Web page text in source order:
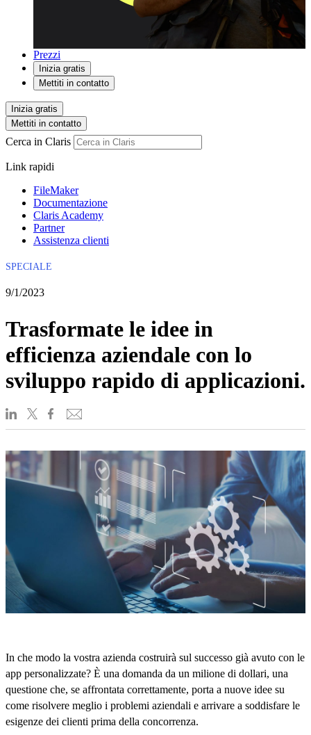
Prezzi
Inizia gratis
Mettiti in contatto
Inizia gratis
Mettiti in contatto
Cerca in Claris
Link rapidi
FileMaker
Documentazione
Claris Academy
Partner
Assistenza clienti
SPECIALE
9/1/2023
Trasformate le idee in
efficienza aziendale con lo
sviluppo rapido di applicazioni.
In che modo la vostra azienda costruirà sul successo già avuto con le
app personalizzate? È una domanda da un milione di dollari, una
questione che, se affrontata correttamente, porta a nuove idee su
come risolvere meglio i problemi aziendali e arrivare a soddisfare le
esigenze dei clienti prima della concorrenza.